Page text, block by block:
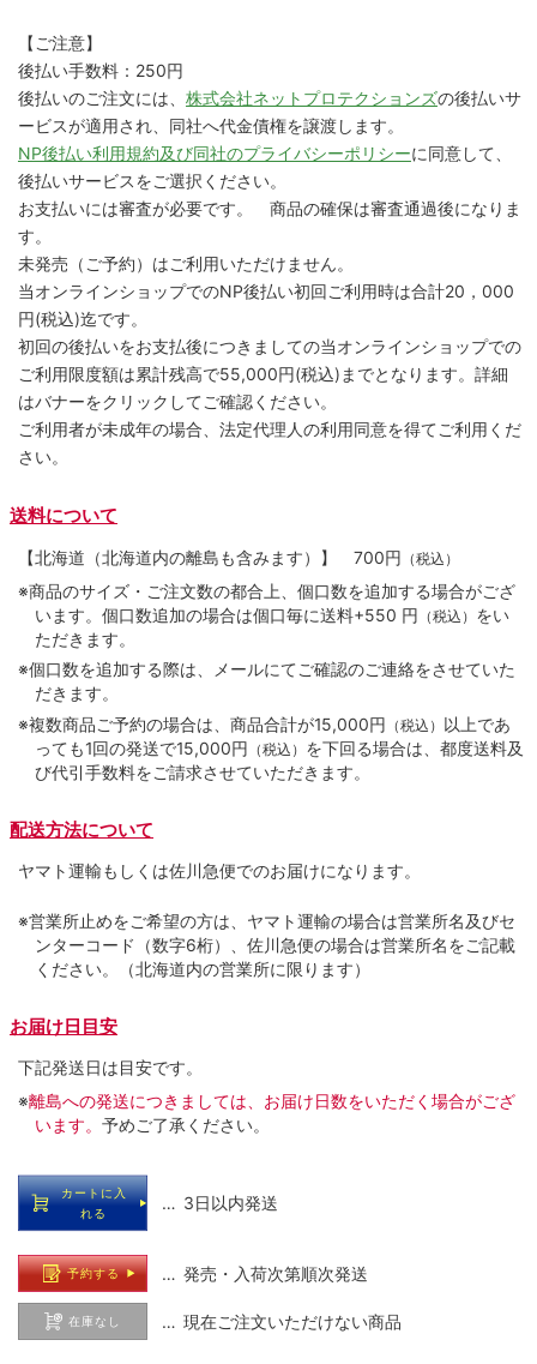
【ご注意】
後払い手数料：250円
後払いのご注文には、 株式会社ネットプロテクションズの後払いサ
ービスが適用され、同社へ代金債権を譲渡します。
NP後払い利用規約及び同社のプライバシーポリシーに同意して、
後払いサービスをご選択ください。
お支払いには審査が必要です。 商品の確保は審査通過後になりま
す。
未発売（ご予約）はご利用いただけません。
当オンラインショップでのNP後払い初回ご利用時は合計20，000
円(税込)迄です。
初回の後払いをお支払後につきましての当オンラインショップでの
ご利用限度額は累計残高で55,000円(税込)までとなります。詳細
はバナーをクリックしてご確認ください。
ご利用者が未成年の場合、法定代理人の利用同意を得てご利用くだ
さい。
送料について
【北海道（北海道内の離島も含みます）】 700円 （税込）
※商品のサイズ・ご注文数の都合上、個口数を追加する場合がござ
います。個口数追加の場合は個口毎に送料+550 円 （税込） をい
ただきます。
※個口数を追加する際は、メールにてご確認のご連絡をさせていた
だきます。
※複数商品ご予約の場合は、商品合計が15,000円 （税込） 以上であ
っても1回の発送で15,000円 （税込） を下回る場合は、都度送料及
び代引手数料をご請求させていただきます。
配送方法について
ヤマト運輸もしくは佐川急便でのお届けになります。
※営業所止めをご希望の方は、ヤマト運輸の場合は営業所名及びセ
ンターコード（数字6桁）、佐川急便の場合は営業所名をご記載
ください。（北海道内の営業所に限ります）
お届け日目安
下記発送日は目安です。
※離島への発送につきましては、お届け日数をいただく場合がござ
います。 予めご了承ください。
カートに入
れる
… 3日以内発送
予約する … 発売・入荷次第順次発送
在庫なし … 現在ご注文いただけない商品